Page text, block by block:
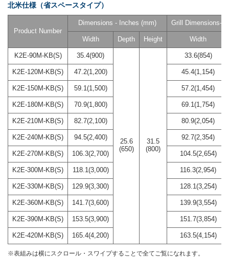
北米仕様（省スペースタイプ）
Product Number
Dimensions - Inches (mm) Grill Dimensions-
Width Depth Height Width
K2E-90M-KB(S) 35.4(900)
25.6
(650)
31.5
(800)
33.6(854)
K2E-120M-KB(S) 47.2(1,200) 45.4(1,154)
K2E-150M-KB(S) 59.1(1,500) 57.2(1,454)
K2E-180M-KB(S) 70.9(1,800) 69.1(1,754)
K2E-210M-KB(S) 82.7(2,100) 80.9(2,054)
K2E-240M-KB(S) 94.5(2,400) 92.7(2,354)
K2E-270M-KB(S) 106.3(2,700) 104.5(2,654)
K2E-300M-KB(S) 118.1(3,000) 116.3(2,954)
K2E-330M-KB(S) 129.9(3,300) 128.1(3,254)
K2E-360M-KB(S) 141.7(3,600) 139.9(3,554)
K2E-390M-KB(S) 153.5(3,900) 151.7(3,854)
K2E-420M-KB(S) 165.4(4,200) 163.5(4,154)
※表組みは横にスクロール・スワイプすることで全てご覧になれます。